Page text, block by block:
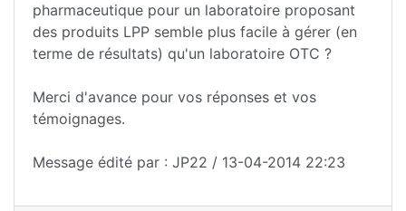
pharmaceutique pour un laboratoire proposant
des produits LPP semble plus facile à gérer (en
terme de résultats) qu'un laboratoire OTC ?
Merci d'avance pour vos réponses et vos
témoignages.
Message édité par : JP22 / 13-04-2014 22:23